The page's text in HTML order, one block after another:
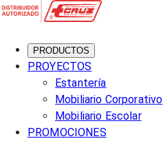
PRODUCTOS
PROYECTOS
Estantería
Mobiliario Corporativo
Mobiliario Escolar
PROMOCIONES